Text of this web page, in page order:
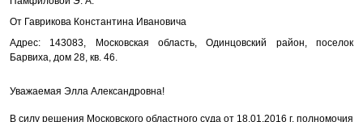
От Гаврикова Константина Ивановича
Адрес: 143083, Московская область, Одинцовский район, поселок
Барвиха, дом 28, кв. 46.
Уважаемая Элла Александровна!
В силу решения Московского областного суда от 18.01.2016 г. полномочия